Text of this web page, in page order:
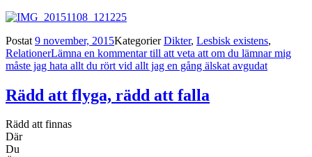
Postat 9 november, 2015KategorierDikter, Lesbisk existens,
RelationerLämna en kommentartill att veta att om du lämnar mig
måste jag hata allt du rört vid allt jag en gång älskat avgudat
Rädd att flyga, rädd att falla
Rädd att finnas
Där
Du